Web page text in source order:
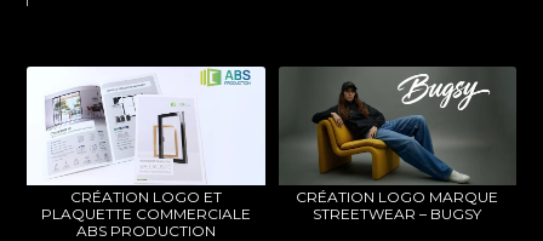
CRÉATION LOGO ET
PLAQUETTE COMMERCIALE
ABS PRODUCTION
CRÉATION LOGO MARQUE
STREETWEAR – BUGSY